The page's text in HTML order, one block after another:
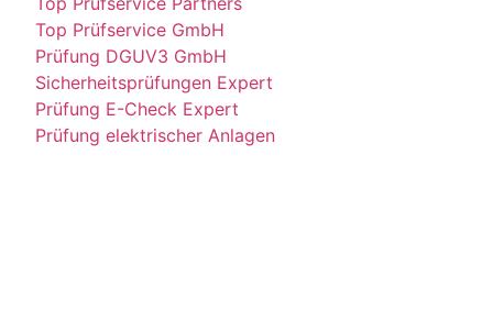
Top Prüfservice GmbH
Prüfung DGUV3 GmbH
Sicherheitsprüfungen Expert
Prüfung E-Check Expert
Prüfung elektrischer Anlagen